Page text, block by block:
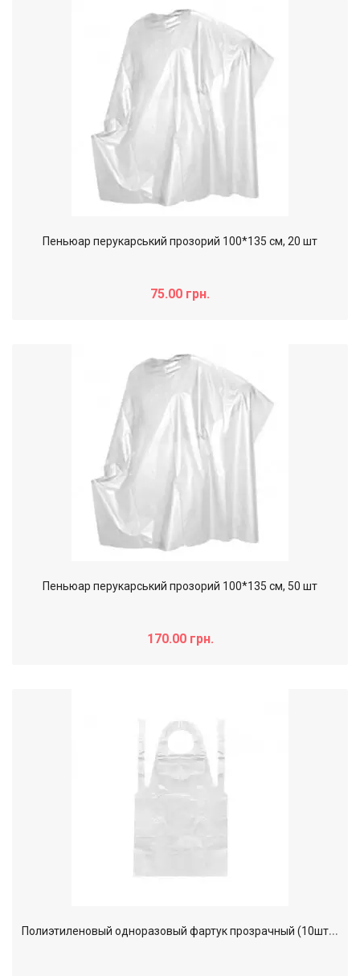
Пеньюар перукарський прозорий 100*135 см, 20 шт
75.00 грн.
Пеньюар перукарський прозорий 100*135 см, 50 шт
170.00 грн.
П
олиэтиленовый одноразовый фартук прозрачный (10шт/уп)